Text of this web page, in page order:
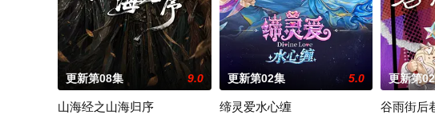
更新第08集 9.0
山海经之山海归序
更新第02集 5.0
缔灵爱水心缠
更新第
谷雨街后